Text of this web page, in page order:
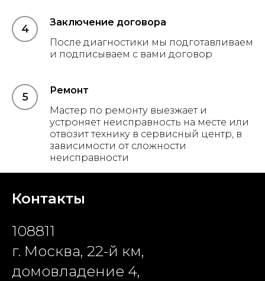
Заключение договора
После диагностики мы подготавливаем
и подписываем с вами договор
Ремонт
Мастер по ремонту выезжает и
устроняет неисправность на месте или
отвозит технику в сервисный центр, в
зависимости от сложности
неисправности
Контакты
108811
г. Москва, 22-й км,
домовладение 4,